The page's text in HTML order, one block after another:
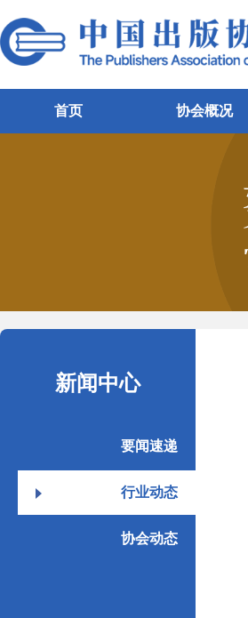
首页 协会概况
新闻中心
要闻速递
行业动态
协会动态